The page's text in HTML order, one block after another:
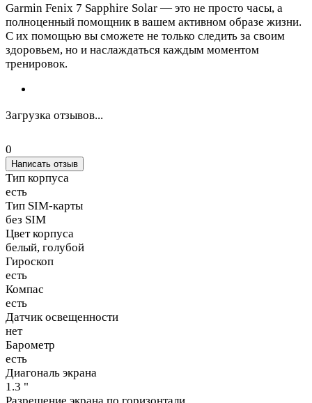
Garmin Fenix 7 Sapphire Solar — это не просто часы, а
полноценный помощник в вашем активном образе жизни.
С их помощью вы сможете не только следить за своим
здоровьем, но и наслаждаться каждым моментом
тренировок.
Загрузка отзывов...
0
Написать отзыв
Тип корпуса
есть
Тип SIM-карты
без SIM
Цвет корпуса
белый, голубой
Гироскоп
есть
Компас
есть
Датчик освещенности
нет
Барометр
есть
Диагональ экрана
1.3 "
Разрешение экрана по горизонтали